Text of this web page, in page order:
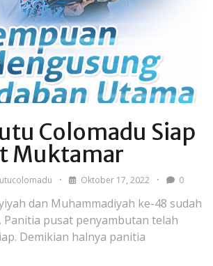
Colomadu Siap
Muktamar
Oktober 17, 2022 0
dan Muhammadiyah ke-48 sudah
Panitia pusat penyambutan telah
Demikian halnya panitia